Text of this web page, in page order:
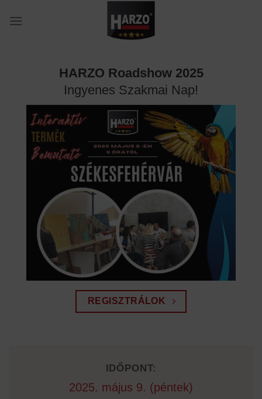
HARZO Roadshow 2025
Ingyenes Szakmai Nap!
REGISZTRÁLOK
IDŐPONT:
2025. május 9. (péntek)